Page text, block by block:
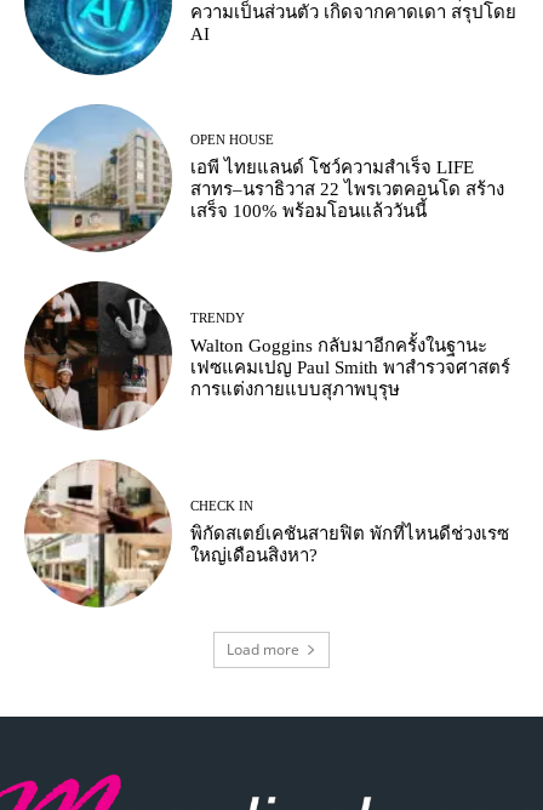
ความเป็นส่วนตัว เกิดจากคาดเดา สรุปโดย
AI
OPEN HOUSE
เอพี ไทยแลนด์ โชว์ความสำเร็จ LIFE
สาทร–นราธิวาส 22 ไพรเวตคอนโด สร้าง
เสร็จ 100% พร้อมโอนแล้ววันนี้
TRENDY
Walton Goggins กลับมาอีกครั้งในฐานะ
เฟซแคมเปญ Paul Smith พาสำรวจศาสตร์
การแต่งกายแบบสุภาพบุรุษ
CHECK IN
พิกัดสเตย์เคชันสายฟิต พักที่ไหนดีช่วงเรซ
ใหญ่เดือนสิงหา?
Load more